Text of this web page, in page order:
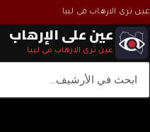
عين ترى الارهاب في ليبا
عين على الإرهاب
عين ترى الارهاب في ليبا